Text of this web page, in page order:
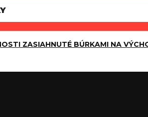
ZASIAHNUTÉ BÚRKAMI NA